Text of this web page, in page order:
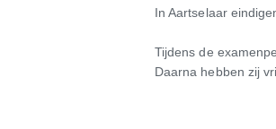
In Aartselaar
Tijdens de
Daarna hebben zij